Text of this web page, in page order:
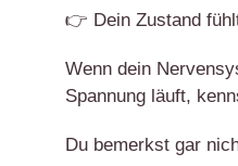
👉 Dein Zustand
Wenn dein
Spannung läuft,
Du bemerkst gar